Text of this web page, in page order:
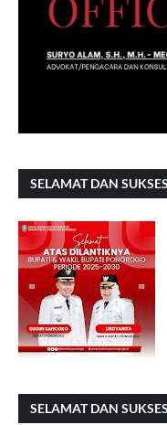
SELAMAT DAN SUKSES
SELAMAT DAN SUKSES